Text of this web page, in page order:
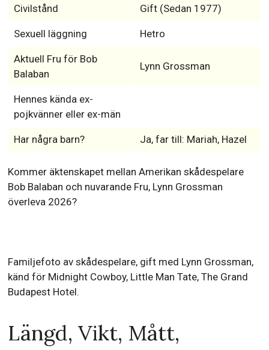
Civilstånd Gift (Sedan 1977)
Sexuell läggning Hetro
Aktuell Fru för Bob
Balaban
Lynn Grossman
Hennes kända ex-
pojkvänner eller ex-män
Har några barn? Ja, far till: Mariah, Hazel
Kommer äktenskapet mellan Amerikan skådespelare
Bob Balaban och nuvarande Fru, Lynn Grossman
överleva 2026?
Familjefoto av skådespelare, gift med Lynn Grossman,
känd för Midnight Cowboy, Little Man Tate, The Grand
Budapest Hotel.
Längd, Vikt, Mått,